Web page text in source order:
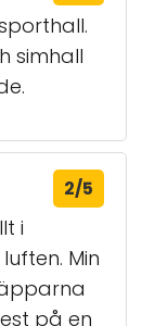
simhall
2/5
i
Min
på en